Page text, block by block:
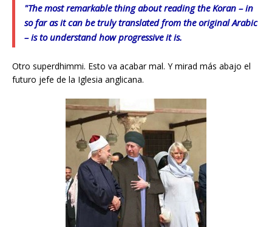
"The most remarkable thing about reading the Koran – in
so far as it can be truly translated from the original Arabic
– is to understand how progressive it is.
Otro superdhimmi. Esto va acabar mal. Y mirad más abajo el
futuro jefe de la Iglesia anglicana.